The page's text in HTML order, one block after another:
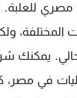
المختلفة،
يمكنك
في مصر،